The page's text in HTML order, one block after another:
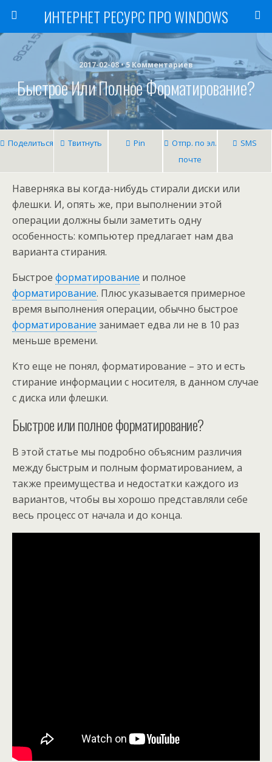
ИНТЕРНЕТ РЕСУРС ПРО WINDOWS
2017-02-08 • 5 Комментариев
Быстрое Или Полное Форматирование?
Поделиться Твитнуть Pin
Отпр. по эл.
почте
SMS
Наверняка вы когда-нибудь стирали диски или
флешки. И, опять же, при выполнении этой
операции должны были заметить одну
особенность: компьютер предлагает нам два
варианта стирания.
Быстрое форматирование и полное
форматирование. Плюс указывается примерное
время выполнения операции, обычно быстрое
форматирование занимает едва ли не в 10 раз
меньше времени.
Кто еще не понял, форматирование – это и есть
стирание информации с носителя, в данном случае
с диска или флешки.
Быстрое или полное форматирование?
В этой статье мы подробно объясним различия
между быстрым и полным форматированием, а
также преимущества и недостатки каждого из
вариантов, чтобы вы хорошо представляли себе
весь процесс от начала и до конца.